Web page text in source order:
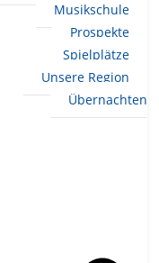
Musikschule
Prospekte
Spielplätze
Unsere Region
Übernachten